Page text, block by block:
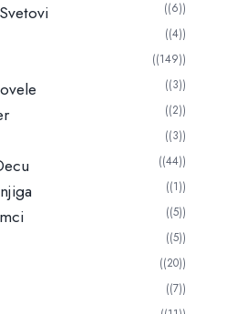
(6)
(4)
(149)
(3)
(2)
(3)
(44)
(1)
(5)
(5)
(20)
(7)